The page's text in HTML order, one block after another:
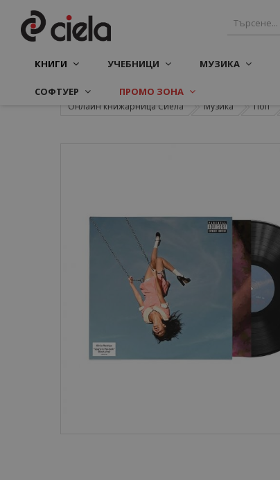
КНИГИ УЧЕБНИЦИ МУЗИКА
СОФТУЕР ПРОМО ЗОНА
Онлайн книжарница Сиела Музика Поп